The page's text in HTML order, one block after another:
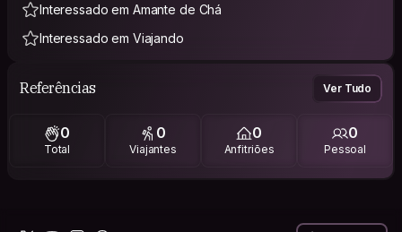
Interessado em Amante de Chá
Interessado em Viajando
Referências Ver Tudo
0
Total
0
Viajantes
0
Anfitriões
0
Pessoal